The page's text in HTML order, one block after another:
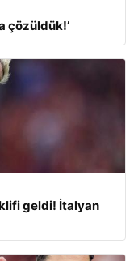
çözüldük!’
geldi! İtalyan